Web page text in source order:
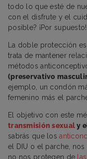
todo lo que esté de
con el disfrute y el
posible? ¡Por supuesto!
La doble protección
trata de mantener
métodos
(preservativo
ejemplo, un condón
femenino más el
El objetivo con este
transmisión sexualy
sabrás que los
el DIU o el parche,
no nos protegen de